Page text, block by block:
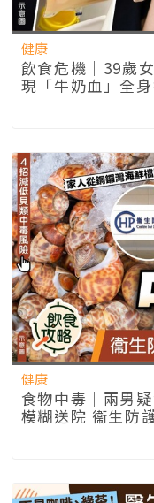
健康
飲食危機｜39歲
現「牛奶血」全
健康
食物中毒｜兩男
模糊送院 衞生防